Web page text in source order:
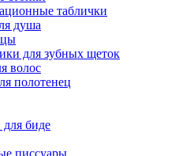
таблички
душа
для зубных щеток
волос
полотенец
биде
писсуары